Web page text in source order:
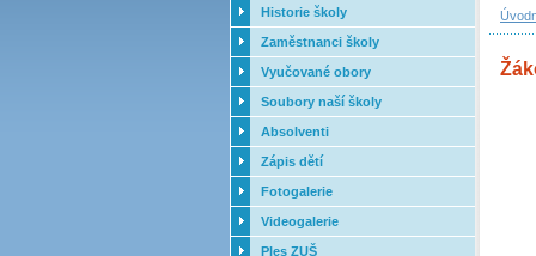
Historie školy
Zaměstnanci školy
Vyučované obory
Soubory naší školy
Absolventi
Zápis dětí
Fotogalerie
Videogalerie
Ples ZUŠ